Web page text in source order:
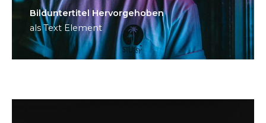
Bild­unter­titel Hervorgehoben
als Text Element